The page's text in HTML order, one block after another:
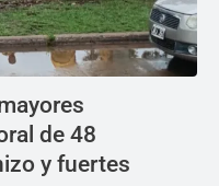
de 48
y fuertes